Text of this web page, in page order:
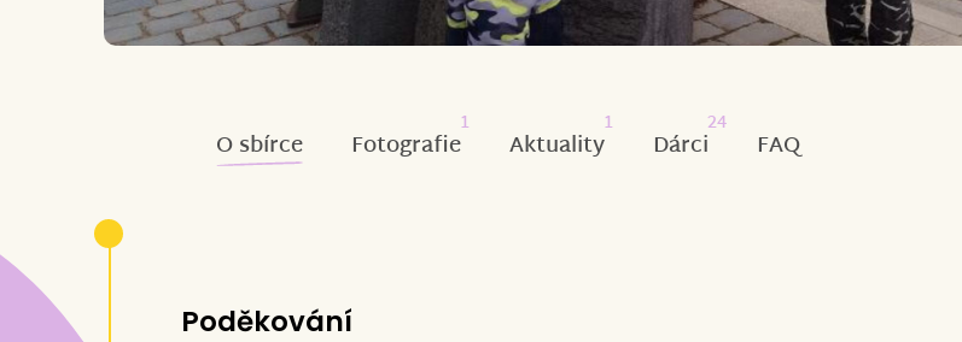
O sbírce Fotografie
1
Aktuality
1
Dárci
24
FAQ
Poděkování